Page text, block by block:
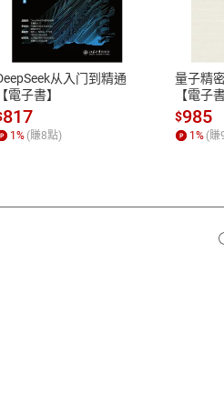
客服資訊
服務時間：週一到週五
13:00-17:00 (國定假日及例
客服電話：0080-1857077
从入门到精通
【電子書】
817
1% (賺8點)
量子精
【電子書
$985
1% (賺